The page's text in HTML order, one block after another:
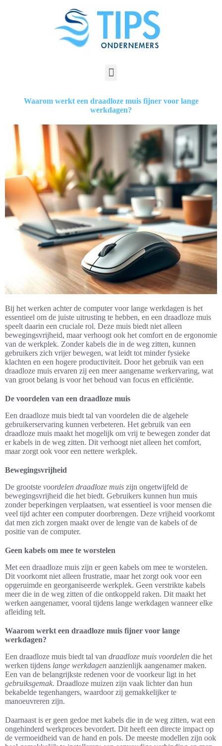
Waarom werkt een draadloze muis fijner voor lange
werkdagen?
Bij het werken achter de computer voor lange werkdagen is het
essentieel om de juiste uitrusting te hebben, en een draadloze muis
speelt daarin een cruciale rol. Deze muis biedt niet alleen
bewegingsvrijheid, maar verhoogt ook het comfort en de ergonomie
van de werkplek. Zonder kabels die in de weg zitten, kunnen
gebruikers zich vrijer bewegen, wat leidt tot minder fysieke
klachten en een hogere productiviteit. Door het gebruik van een
draadloze muis ervaren zij een meer aangename werkervaring, wat
van groot belang is voor het behoud van focus en efficiëntie.
De voordelen van een draadloze muis
Een draadloze muis biedt tal van voordelen die de algehele
gebruikerservaring kunnen verbeteren. Het gebruik van een
draadloze muis maakt het mogelijk om vrij te bewegen zonder dat
er kabels in de weg zitten. Dit verhoogt niet alleen het comfort,
maar zorgt ook voor een nettere werkplek.
Bewegingsvrijheid
De grootste voordelen draadloze muis zijn ongetwijfeld de
bewegingsvrijheid die het biedt. Gebruikers kunnen hun muis
zonder beperkingen verplaatsen, wat essentieel is voor mensen die
veel tijd achter een computer doorbrengen. Deze vrijheid voorkomt
dat men zich zorgen maakt over de lengte van de kabels of de
positie van de computer.
Geen kabels om mee te worstelen
Met een draadloze muis zijn er geen kabels om mee te worstelen.
Dit voorkomt niet alleen frustratie, maar het zorgt ook voor een
opgeruimde en georganiseerde werkplek. Geen verstrikte kabels
meer die in de weg zitten of die ontkoppeld raken. Dit maakt het
werken aangenamer, vooral tijdens lange werkdagen wanneer elke
afleiding telt.
Waarom werkt een draadloze muis fijner voor lange
werkdagen?
Een draadloze muis biedt tal van draadloze muis voordelen die het
werken tijdens lange werkdagen aanzienlijk aangenamer maken.
Een van de belangrijkste redenen voor de voorkeur ligt in het
gebruiksgemak. Draadloze muizen zijn vaak lichter dan hun
bekabelde tegenhangers, waardoor zij gemakkelijker te
manoeuvreren zijn.
Daarnaast is er geen gedoe met kabels die in de weg zitten, wat een
ongehinderd werkproces bevordert. Dit heeft een directe impact op
de vermoeidheid van de hand en pols. De meeste modellen zijn ook